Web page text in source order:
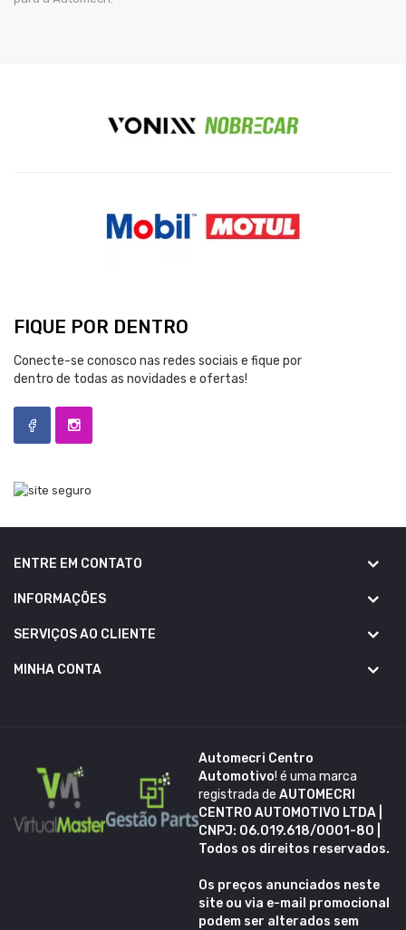
FIQUE POR DENTRO
Conecte-se conosco nas redes sociais e fique por
dentro de todas as novidades e ofertas!
ENTRE EM CONTATO
INFORMAÇÕES
SERVIÇOS AO CLIENTE
MINHA CONTA
Automecri Centro
Automotivo! é uma marca
registrada deAUTOMECRI
CENTRO AUTOMOTIVO LTDA |
CNPJ: 06.019.618/0001-80 |
Todos os direitos reservados.
Os preços anunciados neste
site ou via e-mail promocional
podem ser alterados sem